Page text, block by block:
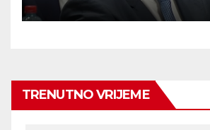
dionica SP-a!
TRENUTNO VRIJEME